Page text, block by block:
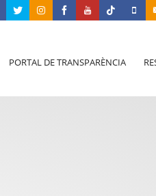
PORTAL DE TRANSPARÈNCIA